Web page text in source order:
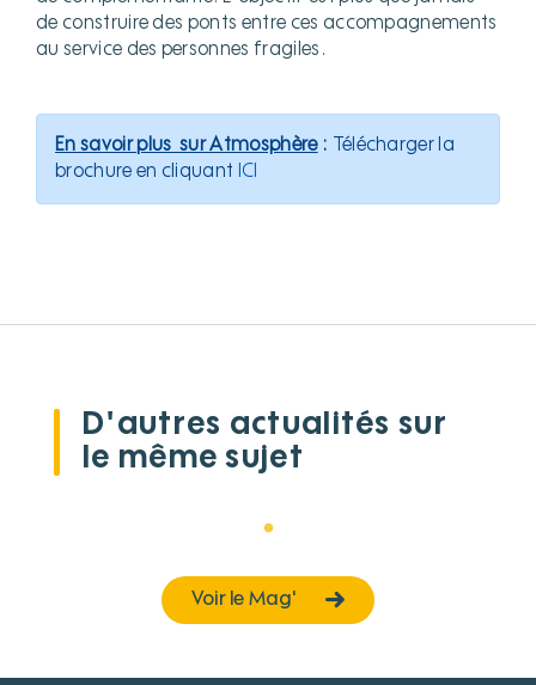
de construire des ponts entre ces accompagnements
au service des personnes fragiles.
En savoir plus sur Atmosphère:
Télécharger la
brochure en cliquant ICI
D'autres actualités sur
le même sujet
Voir le Mag'